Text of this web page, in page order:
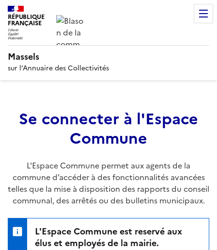
RÉPUBLIQUE
FRANÇAISE
Massels
sur l’Annuaire des Collectivités
Se connecter à l'Espace
Commune
L'Espace Commune permet aux agents de la
commune d’accéder à des fonctionnalités avancées
telles que la mise à disposition des rapports du conseil
communal, des arrêtés ou des bulletins municipaux.
L'Espace Commune est reservé aux
élus et employés de la mairie.